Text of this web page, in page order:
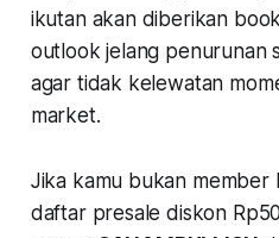
ikutan akan diberikan
outlook jelang penurunan
agar tidak kelewatan
market.
Jika kamu bukan member
daftar presale diskon